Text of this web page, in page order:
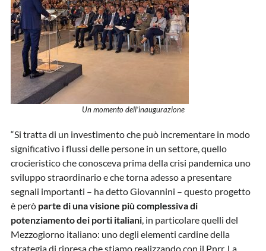
Un momento dell’inaugurazione
“Si tratta di un investimento che può incrementare in modo
significativo i flussi delle persone in un settore, quello
crocieristico che conosceva prima della crisi pandemica uno
sviluppo straordinario e che torna adesso a presentare
segnali importanti – ha detto Giovannini – questo progetto
è però parte di una visione più complessiva di
potenziamento dei porti italiani, in particolare quelli del
Mezzogiorno italiano: uno degli elementi cardine della
strategia di ripresa che stiamo realizzando con il Pnrr. La